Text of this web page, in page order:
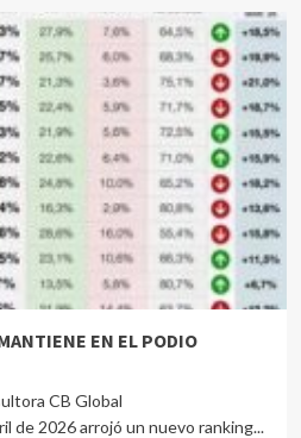
EN EL PODIO
CB Global
de 2026 arrojó un nuevo ranking...